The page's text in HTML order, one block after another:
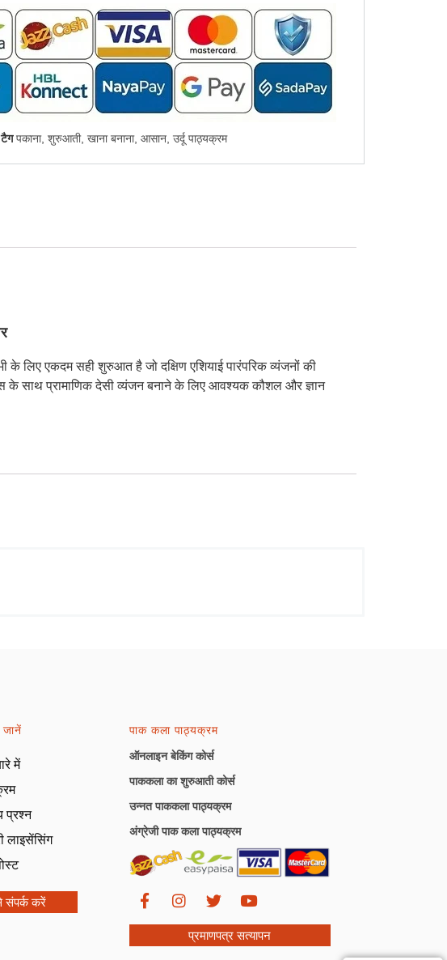
टैग पकाना, शुरुआती, खाना बनाना, आसान उर्दू पाठ्यक्रम
एकदम सही शुरुआत है जो दक्षिण एशियाई पारंपरिक व्यंजनों की
के साथ प्रामाणिक देसी व्यंजन बनाने के लिए आवश्यक कौशल और ज्ञान
में
प्रश्न
लाइसेंसिंग
संपर्क करें
पाक कला पाठ्यक्रम
ऑनलाइन बेकिंग कोर्स
पाककला का शुरुआती कोर्स
उन्नत पाककला पाठ्यक्रम
अंग्रेजी पाक कला पाठ्यक्रम
प्रमाणपत्र सत्यापन